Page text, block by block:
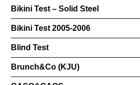
Bikini Test – Solid Steel
Bikini Test 2005-2006
Blind Test
Brunch&Co (KJU)